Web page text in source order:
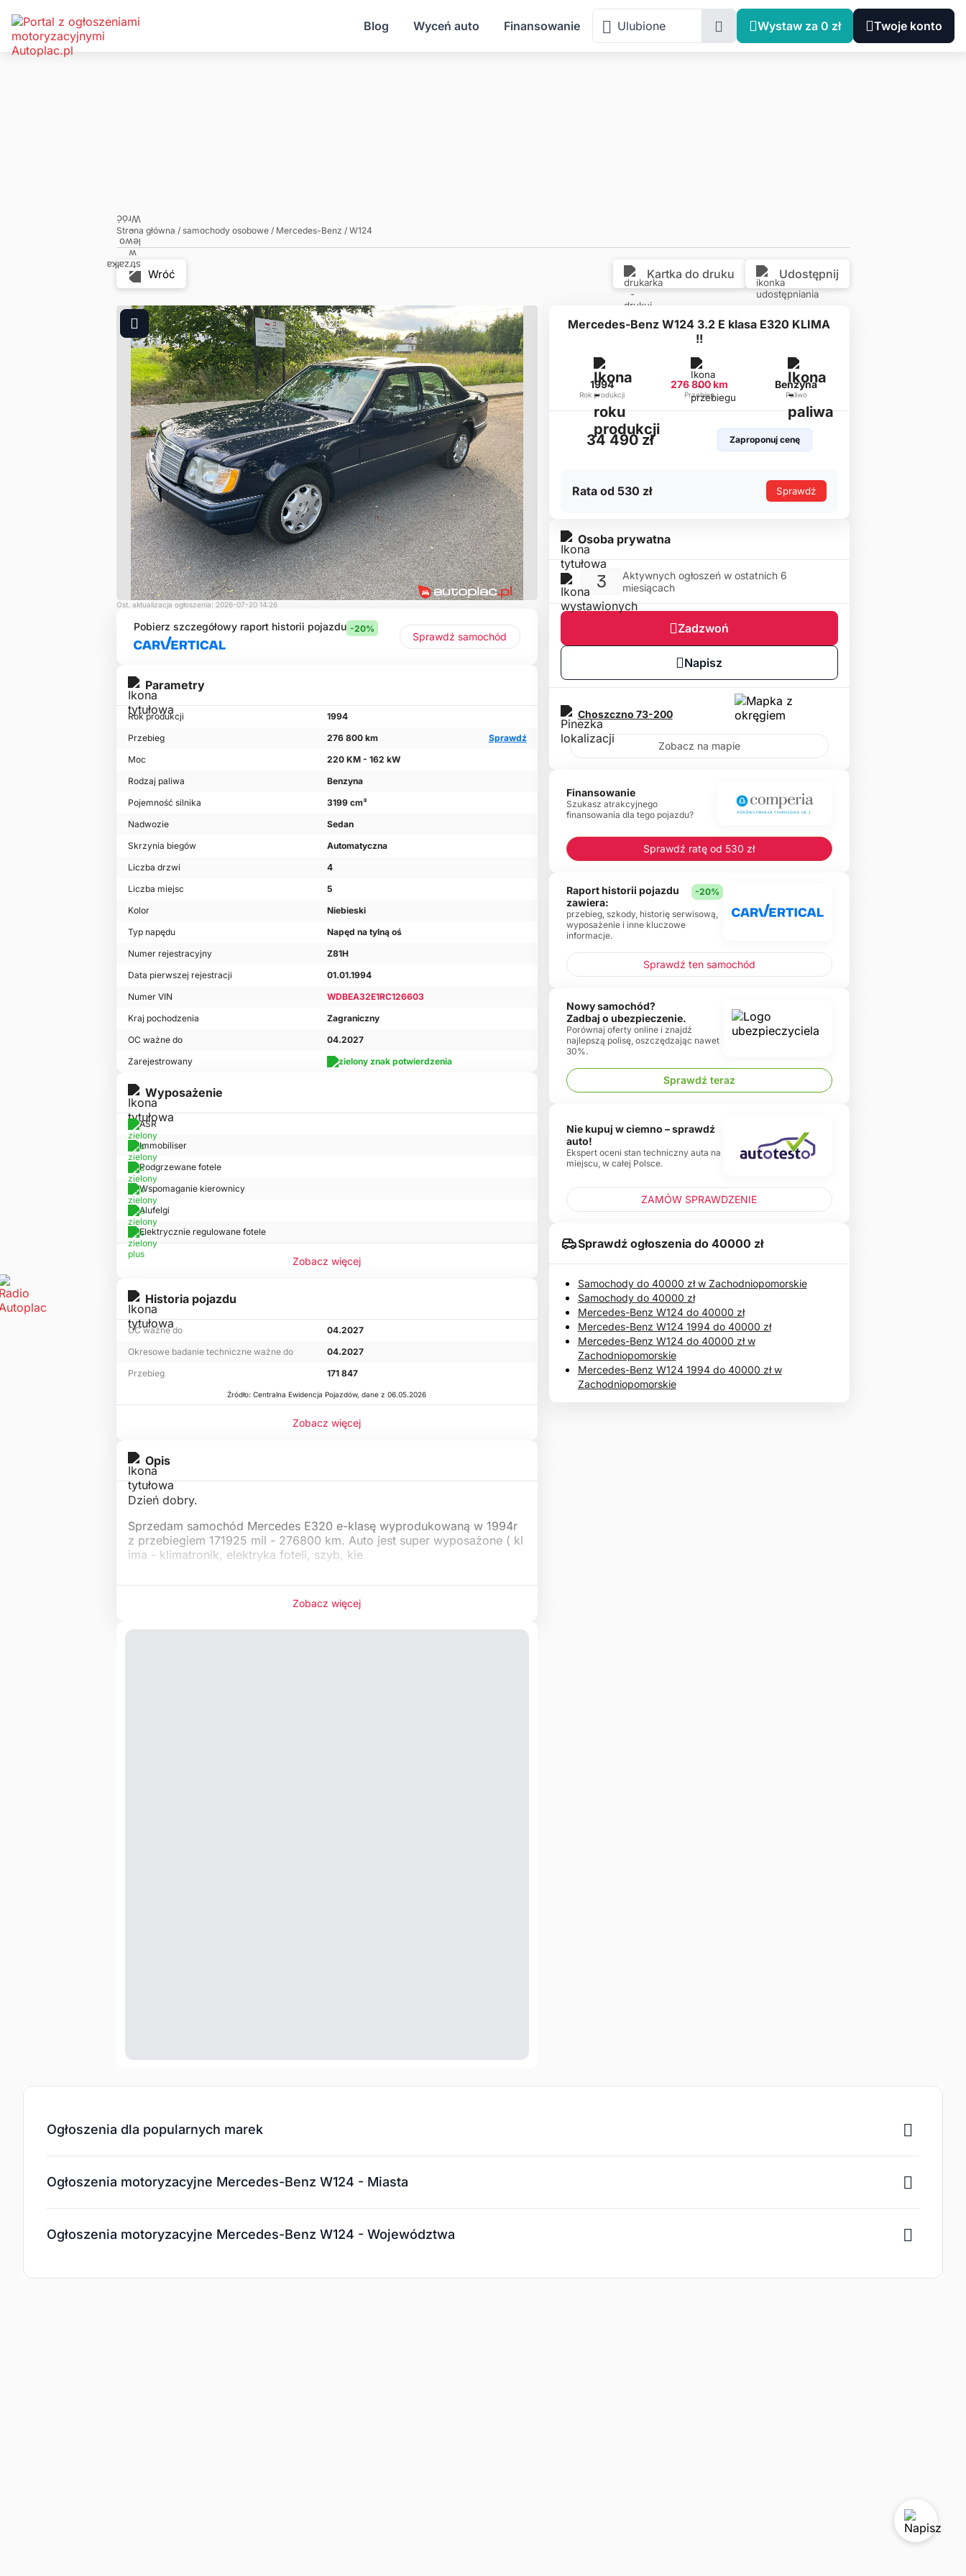
Blog Wyceń auto Finansowanie Ulubione Wystaw za 0 zł Twoje konto
Zachodniopomorskie, Choszczno
Strona główna / samochody osobowe / Mercedes-Benz / W124
Wróć Kartka do druku Udostępnij
1 z 28
Ost. aktualizacja ogłoszenia: 2026-07-20 14:26
Pobierz szczegółowy raport historii pojazdu -20%
Sprawdź samochód
Parametry
Rok produkcji
1994
Przebieg
276 800 km
Sprawdź
Moc
220 KM - 162 kW
Rodzaj paliwa
Benzyna
Pojemność silnika
3199 cm³
Nadwozie
Sedan
Skrzynia biegów
Automatyczna
Liczba drzwi
4
Liczba miejsc
5
Kolor
Niebieski
Typ napędu
Napęd na tylną oś
Numer rejestracyjny
Z81H
Data pierwszej rejestracji
01.01.1994
Numer VIN
WDBEA32E1RC126603
Kraj pochodzenia
Zagraniczny
OC ważne do
04.2027
Zarejestrowany
Wyposażenie
ASR
Immobiliser
Podgrzewane fotele
Wspomaganie kierownicy
Alufelgi
Elektrycznie regulowane fotele
Zobacz więcej
Historia pojazdu
OC ważne do
04.2027
Okresowe badanie techniczne ważne do
04.2027
Przebieg
171 847
Źródło: Centralna Ewidencja Pojazdów, dane z 06.05.2026
Zobacz więcej
Opis
Dzień dobry.
Sprzedam samochód Mercedes E320 e-klasę wyprodukowaną w 1994r
z przebiegiem 171925 mil - 276800 km. Auto jest super wyposażone ( kl
ima - klimatronik, elektryka foteli, szyb, kie
Zobacz więcej
Mercedes-Benz W124 3.2 E klasa E320 KLIMA
!!
1994
Rok produkcji
276 800 km
Przebieg
Benzyna
Paliwo
34 490 zł Zaproponuj cenę
Rata od 530 zł Sprawdź
Osoba prywatna
3
Aktywnych ogłoszeń w ostatnich 6
miesiącach
Zadzwoń
Napisz
Choszczno 73-200
Zobacz na mapie
Finansowanie
Szukasz atrakcyjnego
finansowania dla tego pojazdu?
Sprawdź ratę od 530 zł
Raport historii pojazdu
zawiera:
-20%
przebieg, szkody, historię serwisową,
wyposażenie i inne kluczowe
informacje.
Sprawdź ten samochód
Nowy samochód?
Zadbaj o ubezpieczenie.
Porównaj oferty online i znajdź
najlepszą polisę, oszczędzając nawet
30%.
Sprawdź teraz
Nie kupuj w ciemno – sprawdź
auto!
Ekspert oceni stan techniczny auta na
miejscu, w całej Polsce.
ZAMÓW SPRAWDZENIE
Sprawdź ogłoszenia do 40000 zł
Samochody do 40000 zł w Zachodniopomorskie
Samochody do 40000 zł
Mercedes-Benz W124 do 40000 zł
Mercedes-Benz W124 1994 do 40000 zł
Mercedes-Benz W124 do 40000 zł w
Zachodniopomorskie
Mercedes-Benz W124 1994 do 40000 zł w
Zachodniopomorskie
Ogłoszenia dla popularnych marek
Ogłoszenia motoryzacyjne Mercedes-Benz W124 - Miasta
Ogłoszenia motoryzacyjne Mercedes-Benz W124 - Województwa